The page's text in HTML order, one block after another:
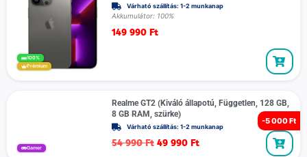
100%
Prémium
Várható szállítás: 1-2 munkanap
Akkumulátor: 100%
149 990 Ft
-5 000 Ft
Gamer
Realme GT2 (Kiváló állapotú, Független, 128 GB,
8 GB RAM, szürke)
Várható szállítás: 1-2 munkanap
54 990Ft 49 990 Ft